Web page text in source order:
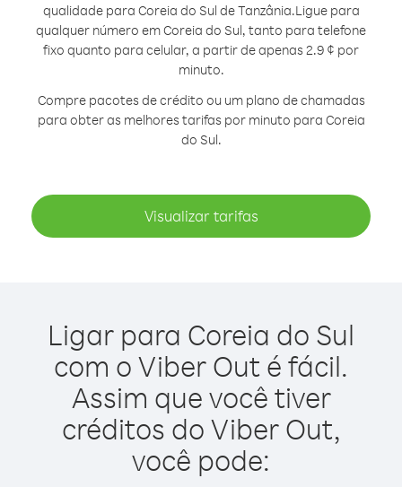
qualidade para Coreia do Sul de Tanzânia.Ligue para
qualquer número em Coreia do Sul, tanto para telefone
fixo quanto para celular, a partir de apenas 2.9 ¢ por
minuto.
Compre pacotes de crédito ou um plano de chamadas
para obter as melhores tarifas por minuto para Coreia
do Sul.
Visualizar tarifas
Ligar para Coreia do Sul
com o Viber Out é fácil.
Assim que você tiver
créditos do Viber Out,
você pode: